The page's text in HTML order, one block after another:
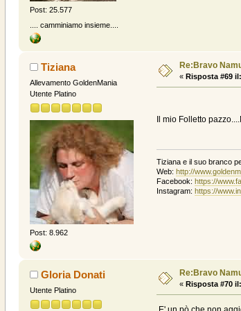
Post: 25.577
.... camminiamo insieme....
Tiziana
Allevamento GoldenMania
Utente Platino
Post: 8.962
Re:Bravo
« Risposta #69 il:
Il mio Folletto
Tiziana e il suo branco
Web: http://
Facebook: https://
Instagram: https://
Gloria Donati
Utente Platino
Re:Bravo
« Risposta #70 il: